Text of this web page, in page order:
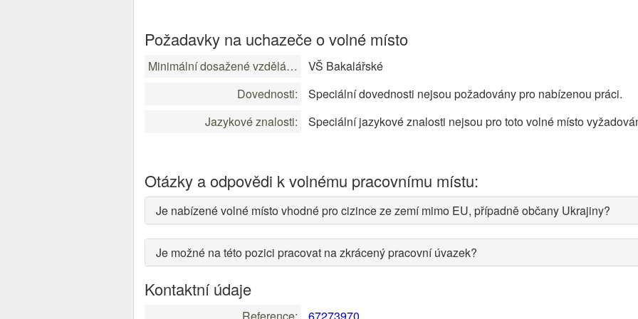
Požadavky na uchazeče o volné místo
Minimální dosažené vzdělání:
VŠ Bakalářské
Dovednosti:
Speciální dovednosti nejsou požadovány pro nabízenou práci.
Jazykové znalosti:
Speciální jazykové znalosti nejsou pro toto volné místo
Otázky a odpovědi k volnému pracovnímu místu:
Je nabízené volné místo vhodné pro cizince ze zemí mimo EU, případně občany Ukrajiny?
Je možné na této pozici pracovat na zkrácený pracovní úvazek?
Kontaktní údaje